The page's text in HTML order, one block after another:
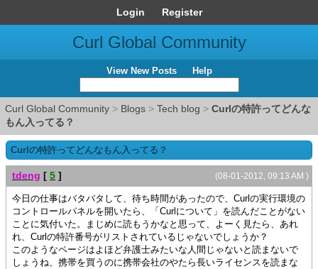
Login Register
Curl Global Community
View New Posts Help
Curl Global Community > Blogs > Tech blog > Curlの特許ってどんな
もん入ってる？
Curlの特許ってどんなもん入ってる？
(08-01-2012, 09:13 AM )
tdeng [ 5 ]
今日の仕事はバタバタして、待ち時間があったので、Curlの実行環境の
コントロールパネルを開いたら、「Curlについて」を読んだことがない
ことに気付いた。まじめに読もうかなと思って、よーく見たら、あれ
れ、Curlの特許番号がリストされているじゃないでしょうか？
このようなページはよほど弁護士みたいな人間じゃないと読まないで
しょうね、携帯を買うのに携帯会社のやたら長いライセンスを読まな